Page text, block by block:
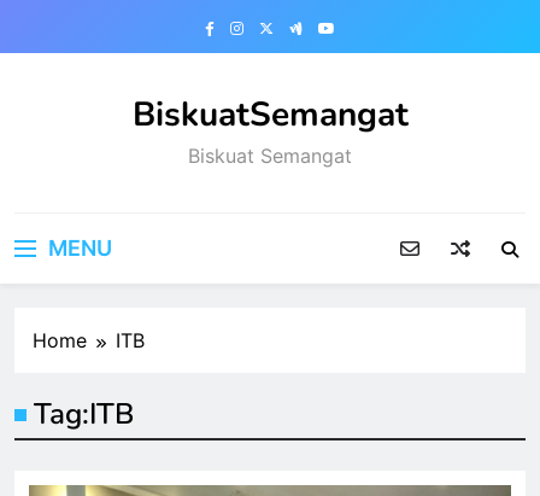
BiskuatSemangat
Biskuat Semangat
MENU
Home ITB
Tag:ITB